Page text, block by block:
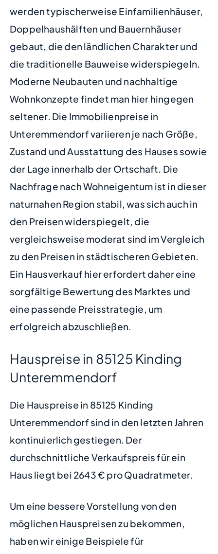
werden typischerweise Einfamilienhäuser,
Doppelhaushälften und Bauernhäuser
gebaut, die den ländlichen Charakter und
die traditionelle Bauweise widerspiegeln.
Moderne Neubauten und nachhaltige
Wohnkonzepte findet man hier hingegen
seltener. Die Immobilienpreise in
Unteremmendorf variieren je nach Größe,
Zustand und Ausstattung des Hauses sowie
der Lage innerhalb der Ortschaft. Die
Nachfrage nach Wohneigentum ist in dieser
naturnahen Region stabil, was sich auch in
den Preisen widerspiegelt, die
vergleichsweise moderat sind im Vergleich
zu den Preisen in städtischeren Gebieten.
Ein Hausverkauf hier erfordert daher eine
sorgfältige Bewertung des Marktes und
eine passende Preisstrategie, um
erfolgreich abzuschließen.
Hauspreise in 85125 Kinding
Unteremmendorf
Die Hauspreise in 85125 Kinding
Unteremmendorf sind in den letzten Jahren
kontinuierlich gestiegen. Der
durchschnittliche Verkaufspreis für ein
Haus liegt bei 2643 € pro Quadratmeter.
Um eine bessere Vorstellung von den
möglichen Hauspreisen zu bekommen,
haben wir einige Beispiele für